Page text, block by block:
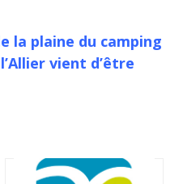
la plaine du camping
vient d’être